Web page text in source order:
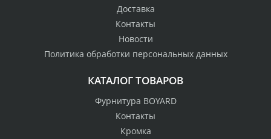
Доставка
Контакты
Новости
Политика обработки персональных данных
КАТАЛОГ ТОВАРОВ
Фурнитура BOYARD
Контакты
Кромка